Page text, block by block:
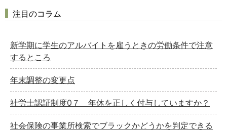
注目のコラム
新学期に学生のアルバイトを雇うときの労働条件で注意
するところ
年末調整の変更点
社労士認証制度0７ 年休を正しく付与していますか？
社会保険の事業所検索でブラックかどうかを判定できる